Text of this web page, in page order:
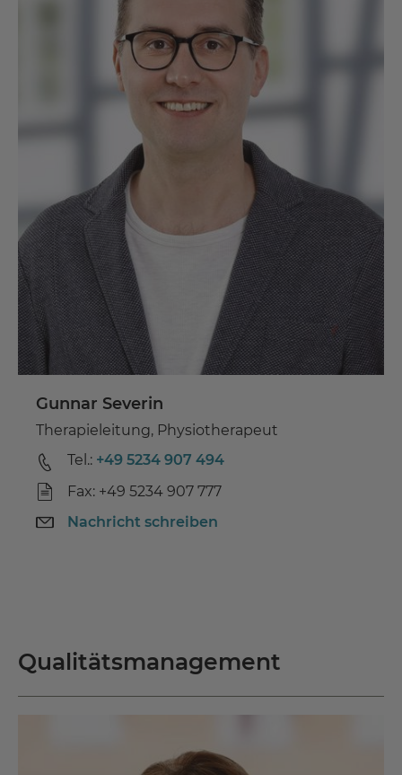
Gunnar Severin
Therapieleitung, Physiotherapeut
Tel.: +49 5234 907 494
Fax: +49 5234 907 777
Nachricht schreiben
Qualitätsmanagement